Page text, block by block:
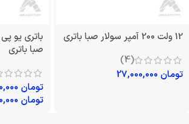
12 ولت 200 آمپر سولار صبا باتری
(4)
تومان
صبا باتری
تومان
تومان